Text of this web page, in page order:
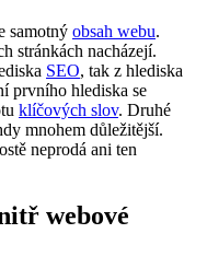
samotný obsah webu.
stránkách nacházejí.
SEO, tak z hlediska
prvního hlediska se
klíčových slov. Druhé
mnohem důležitější.
neprodá ani ten
webové